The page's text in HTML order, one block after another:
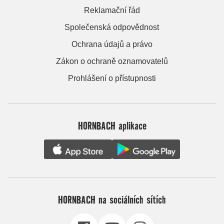
Reklamační řád
Společenská odpovědnost
Ochrana údajů a právo
Zákon o ochraně oznamovatelů
Prohlášení o přístupnosti
HORNBACH aplikace
HORNBACH na sociálních sítích